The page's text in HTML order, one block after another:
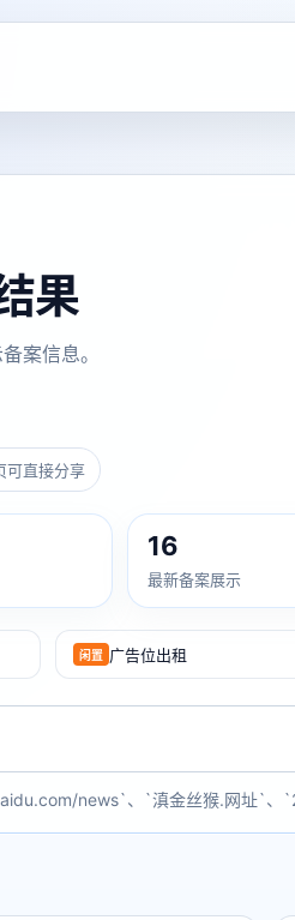
果
案信息。
可直接分享
16
最新备案展示
闲置 广告位出租
news`、`滇金丝猴.网址`、